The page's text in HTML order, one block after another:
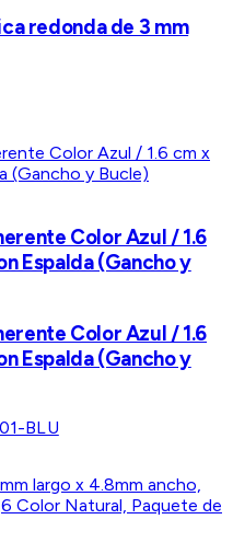
redonda de 3 mm
Color Azul / 1.6
Espalda (Gancho y
Color Azul / 1.6
Espalda (Gancho y
BLU